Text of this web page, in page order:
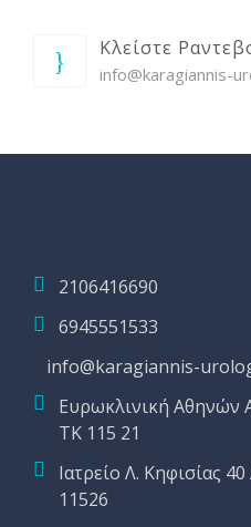
Κλείστε
info@karagiannis-
2106416690
6945551533
info@karagiannis-
Ευρωκλινική Αθηνών
ΤΚ 115 21
Ιατρείο Λ. Κηφισίας
11526